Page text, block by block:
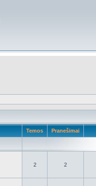
Temos Pranešimai
2 2